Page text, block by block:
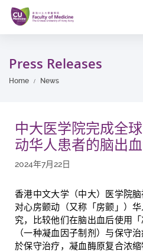
Skip
main
content
Press Releases
Home News
中大医学院完成全
动华人患者的脑出
2024年7月22日
香港中文大学（中大）医学院
对心房颤动（又称「房颤」）
究，比较他们在脑出血后使用「
（一种凝血因子制剂）与保守
於保守治疗，凝血酶原复合浓